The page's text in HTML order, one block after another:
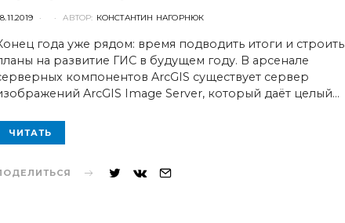
АВТОР: КОНСТАНТИН НАГОРНЮК
года уже рядом: время подводить итоги и строить
на развитие ГИС в будущем году. В арсенале
компонентов ArcGIS существует сервер
ArcGIS Image Server, который даёт целый…
ЧИТАТЬ